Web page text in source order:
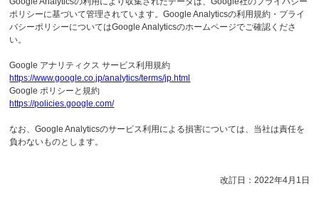
ポリシーに基づいて管理されています。Google Analyticsの利用規約・プライ
バシーポリシーについてはGoogle Analyticsのホームページでご確認くださ
い。
Google アナリティクス サービス利用規約
https://www.google.co.jp/analytics/terms/jp.html
Google ポリシーと規約
https://policies.google.com/
なお、Google Analyticsのサービス利用による損害については、当社は責任を
負わないものとします。
改訂日：2022年4月1日